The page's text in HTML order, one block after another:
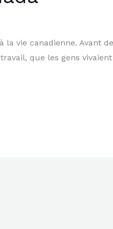
vie canadienne. Avant de
que les gens